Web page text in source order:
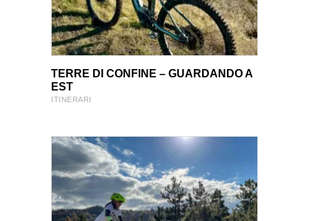
VIEW PRODUCT
VIEW PRODUCT
TERRE DI CONFINE – GUARDANDO A
EST
ITINERARI